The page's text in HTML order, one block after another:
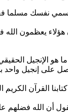
تسمي نفسك مسلما
يعظمون الله
هو الإنجيل
على إنجيل واحد
القرآن
تقول أن الله